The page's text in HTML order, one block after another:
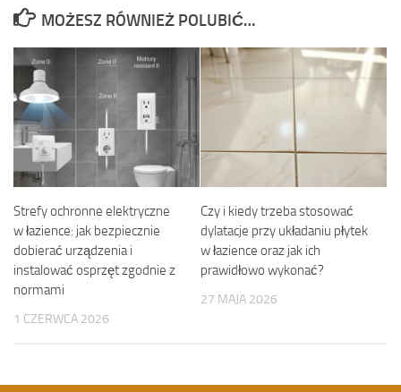
MOŻESZ RÓWNIEŻ POLUBIĆ…
Strefy ochronne elektryczne
w łazience: jak bezpiecznie
dobierać urządzenia i
instalować osprzęt zgodnie z
normami
1 CZERWCA 2026
Czy i kiedy trzeba stosować
dylatacje przy układaniu płytek
w łazience oraz jak ich
prawidłowo wykonać?
27 MAJA 2026